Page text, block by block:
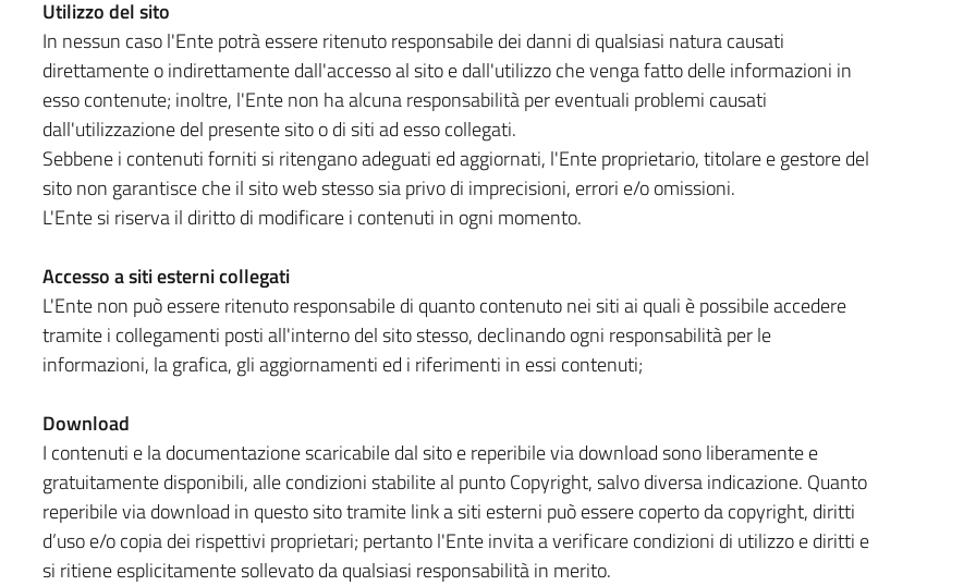
Utilizzo del sito
In nessun caso l'Ente potrà essere ritenuto responsabile dei danni di qualsiasi natura causati
direttamente o indirettamente dall'accesso al sito e dall'utilizzo che venga fatto delle informazioni in
esso contenute; inoltre, l'Ente non ha alcuna responsabilità per eventuali problemi causati
dall'utilizzazione del presente sito o di siti ad esso collegati.
Sebbene i contenuti forniti si ritengano adeguati ed aggiornati, l'Ente proprietario, titolare e gestore del
sito non garantisce che il sito web stesso sia privo di imprecisioni, errori e/o omissioni.
L'Ente si riserva il diritto di modificare i contenuti in ogni momento.
Accesso a siti esterni collegati
L'Ente non può essere ritenuto responsabile di quanto contenuto nei siti ai quali è possibile accedere
tramite i collegamenti posti all'interno del sito stesso, declinando ogni responsabilità per le
informazioni, la grafica, gli aggiornamenti ed i riferimenti in essi contenuti;
Download
I contenuti e la documentazione scaricabile dal sito e reperibile via download sono liberamente e
gratuitamente disponibili, alle condizioni stabilite al punto Copyright, salvo diversa indicazione. Quanto
reperibile via download in questo sito tramite link a siti esterni può essere coperto da copyright, diritti
d’uso e/o copia dei rispettivi proprietari; pertanto l'Ente invita a verificare condizioni di utilizzo e diritti e
si ritiene esplicitamente sollevato da qualsiasi responsabilità in merito.